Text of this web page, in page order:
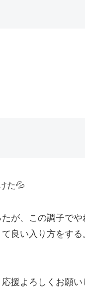
た💦
が、この調子で
良い入り方をす
援よろしくお願い